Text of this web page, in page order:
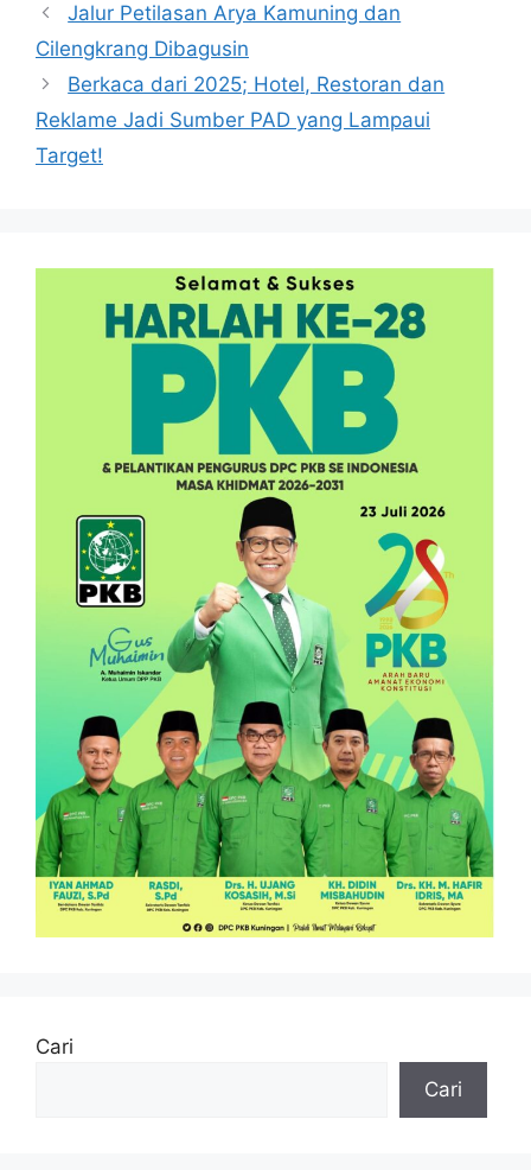
Jalur Petilasan Arya Kamuning dan
Cilengkrang Dibagusin
Berkaca dari 2025; Hotel, Restoran dan
Reklame Jadi Sumber PAD yang Lampaui
Target!
Cari
Cari